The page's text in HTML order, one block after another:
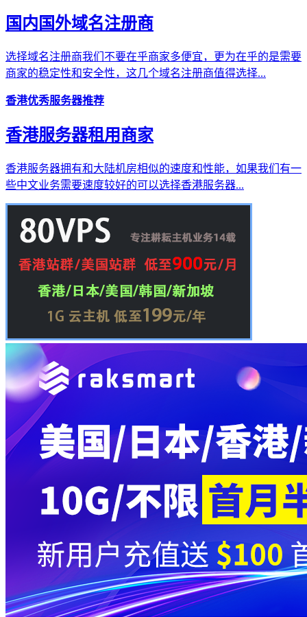
国内国外域名注册商
选择域名注册商我们不要在乎商家多便宜，更为在乎的是需要
商家的稳定性和安全性，这几个域名注册商值得选择...
香港优秀服务器推荐
香港服务器租用商家
香港服务器拥有和大陆机房相似的速度和性能，如果我们有一
些中文业务需要速度较好的可以选择香港服务器...